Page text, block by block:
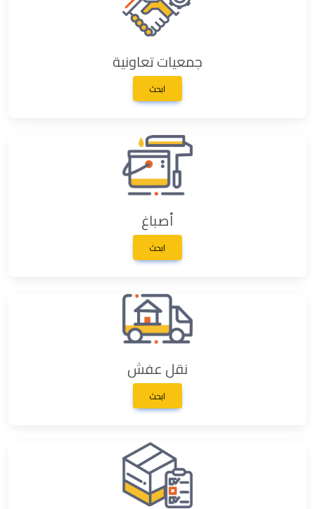
جمعيات تعاونية
ابحث
أصباغ
ابحث
نقل عفش
ابحث